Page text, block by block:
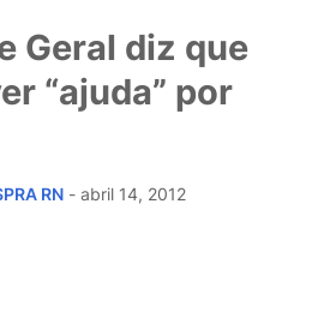
Geral diz que
“ajuda” por
RN - abril 14, 2012